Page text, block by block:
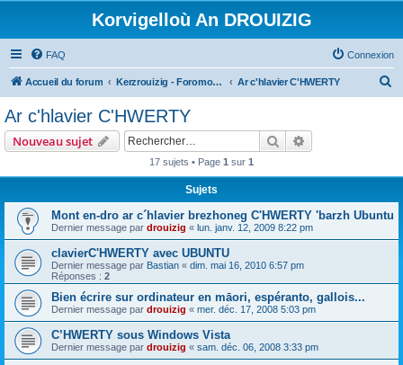
Korvigelloù An DROUIZIG
FAQ Connexion
Accueil du forum Kerzrouizig - Foromoù An Drouizig Ar c'hlavier C'HWERTY
Ar c'hlavier C'HWERTY
Nouveau sujet Rechercher
17 sujets • Page 1 sur 1
Sujets
Mont en-dro ar c´hlavier brezhoneg C'HWERTY 'barzh Ubuntu
Dernier message par drouizig « lun. janv. 12, 2009 8:22 pm
clavierC'HWERTY avec UBUNTU
Dernier message par Bastian « dim. mai 16, 2010 6:57 pm
Réponses : 2
Bien écrire sur ordinateur en māori, espéranto, gallois...
Dernier message par drouizig « mer. déc. 17, 2008 5:03 pm
C’HWERTY sous Windows Vista
Dernier message par drouizig « sam. déc. 06, 2008 3:33 pm